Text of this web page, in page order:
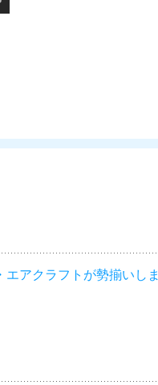
アクラフトが勢揃いしま